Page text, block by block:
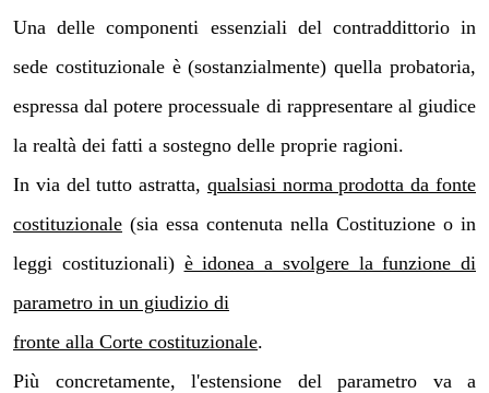
Una delle componenti essenziali del contraddittorio in
sede costituzionale è (sostanzialmente) quella probatoria,
espressa dal potere processuale di rappresentare al giudice
la realtà dei fatti a sostegno delle proprie ragioni.
In via del tutto astratta, qualsiasi norma prodotta da fonte
costituzionale (sia essa contenuta nella Costituzione o in
leggi costituzionali) è idonea a svolgere la funzione di
parametro in un giudizio di
fronte alla Corte costituzionale.
Più concretamente, l'estensione del parametro va a